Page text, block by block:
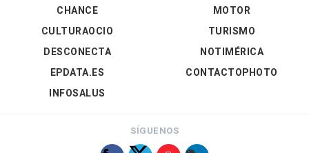
CHANCE
CULTURAOCIO
DESCONECTA
EPDATA.ES
INFOSALUS
MOTOR
TURISMO
NOTIMÉRICA
CONTACTOPHOTO
SÍGUENOS